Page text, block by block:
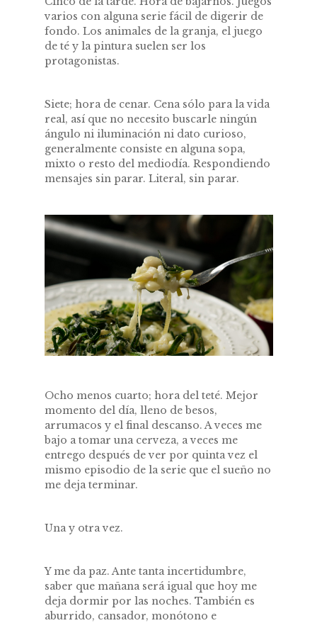
varios con alguna serie fácil de digerir de
fondo. Los animales de la granja, el juego
de té y la pintura suelen ser los
protagonistas.
Siete; hora de cenar. Cena sólo para la vida
real, así que no necesito buscarle ningún
ángulo ni iluminación ni dato curioso,
generalmente consiste en alguna sopa,
mixto o resto del mediodía. Respondiendo
mensajes sin parar. Literal, sin parar.
Ocho menos cuarto; hora del teté. Mejor
momento del día, lleno de besos,
arrumacos y el final descanso. A veces me
bajo a tomar una cerveza, a veces me
entrego después de ver por quinta vez el
mismo episodio de la serie que el sueño no
me deja terminar.
Una y otra vez.
Y me da paz. Ante tanta incertidumbre,
saber que mañana será igual que hoy me
deja dormir por las noches. También es
aburrido, cansador, monótono e